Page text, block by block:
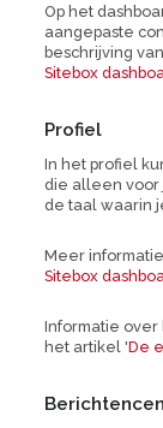
Op het
aangepaste
beschrijving
Sitebox
Profiel
In het profiel
die alleen voor
de taal waarin
Meer
Sitebox
Informatie over
het artikel 'De